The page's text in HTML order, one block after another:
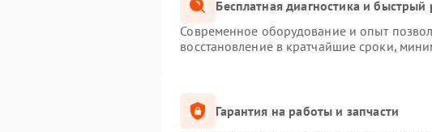
Бесплатная диагностика и быстрый
Современное оборудование и опыт
восстановление в кратчайшие сроки,
Гарантия на работы и запчасти